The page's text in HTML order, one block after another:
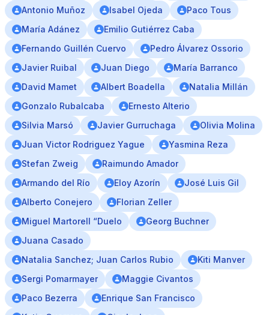
Antonio Muñoz Isabel Ojeda
Paco Tous
María Adánez
Emilio Gutiérrez Caba
Fernando Guillén Cuervo
Pedro Álvarez Ossorio
Javier Ruibal
Juan Diego
María Barranco
David Mamet
Albert Boadella
Natalia Millán
Gonzalo Rubalcaba
Ernesto Alterio
Silvia Marsó
Javier Gurruchaga
Olivia Molina
Juan Victor Rodriguez Yague
Yasmina Reza
Stefan Zweig
Raimundo Amador
Armando del Río
Eloy Azorín
José Luis Gil
Alberto Conejero
Florian Zeller
Miguel Martorell “Duelo
Georg Buchner
Juana Casado
Natalia Sanchez; Juan Carlos Rubio
Kiti Manver
Sergi Pomarmayer
Maggie Civantos
Paco Bezerra
Enrique San Francisco